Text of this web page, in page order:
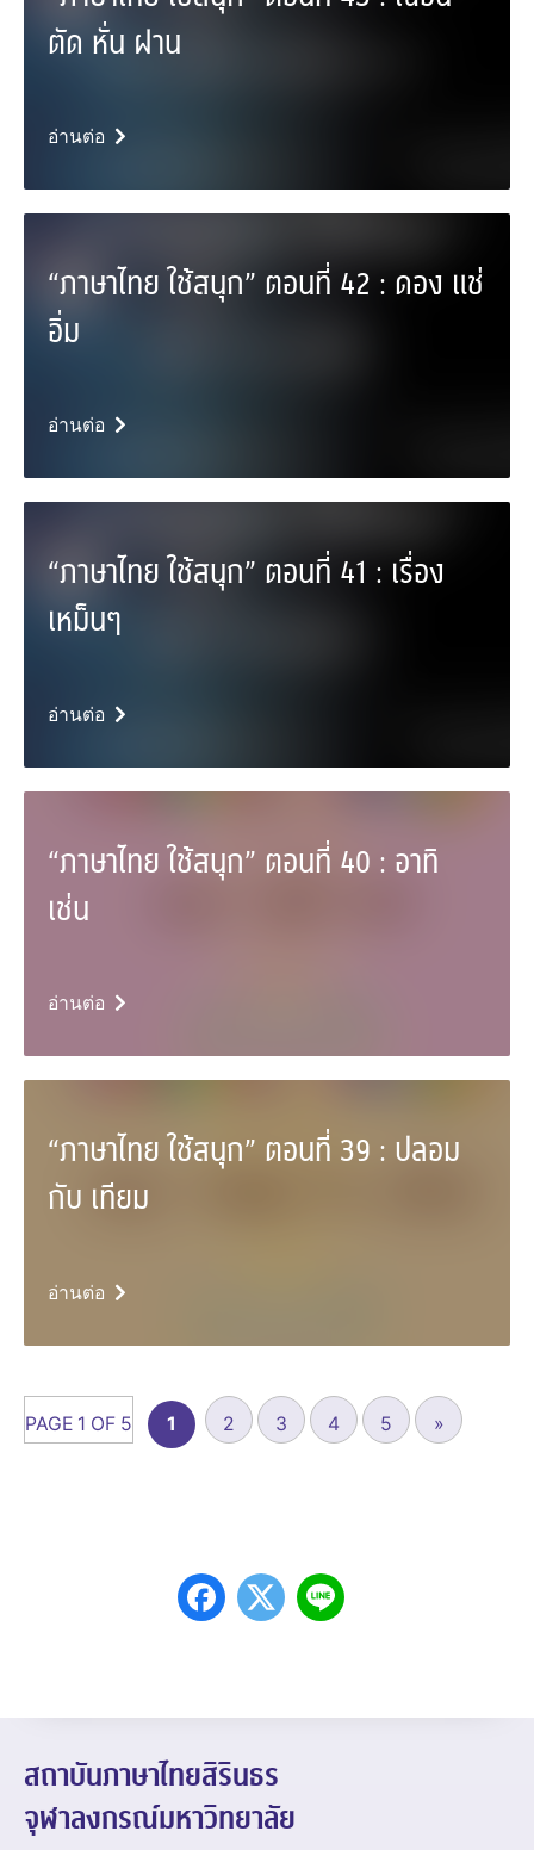
ตัด หั่น ฝาน
อ่านต่อ
“ภาษาไทย ใช้สนุก” ตอนที่ 42 : ดอง แช่
อิ่ม
อ่านต่อ
“ภาษาไทย ใช้สนุก” ตอนที่ 41 : เรื่อง
เหม็นๆ
อ่านต่อ
“ภาษาไทย ใช้สนุก” ตอนที่ 40 : อาทิ
เช่น
อ่านต่อ
“ภาษาไทย ใช้สนุก” ตอนที่ 39 : ปลอม
กับ เทียม
อ่านต่อ
PAGE 1 OF 5 1 2 3 4 5 »
สถาบันภาษาไทยสิรินธร
จุฬาลงกรณ์มหาวิทยาลัย